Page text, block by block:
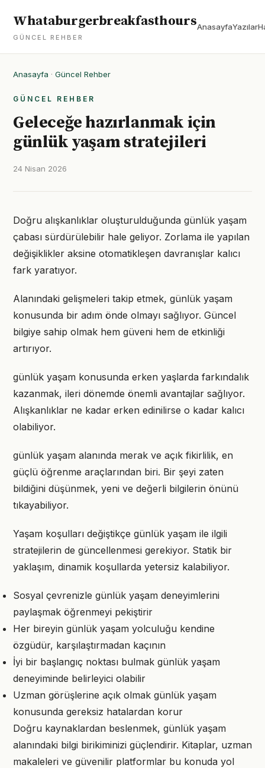
Whataburgerbreakfasthours
GÜNCEL REHBER
AnasayfaYazılar
Anasayfa · Güncel Rehber
GÜNCEL REHBER
Geleceğe hazırlanmak için
günlük yaşam stratejileri
24 Nisan 2026
Doğru alışkanlıklar oluşturulduğunda günlük yaşam
çabası sürdürülebilir hale geliyor. Zorlama ile yapılan
değişiklikler aksine otomatikleşen davranışlar kalıcı
fark yaratıyor.
Alanındaki gelişmeleri takip etmek, günlük yaşam
konusunda bir adım önde olmayı sağlıyor. Güncel
bilgiye sahip olmak hem güveni hem de etkinliği
artırıyor.
günlük yaşam konusunda erken yaşlarda farkındalık
kazanmak, ileri dönemde önemli avantajlar sağlıyor.
Alışkanlıklar ne kadar erken edinilirse o kadar kalıcı
olabiliyor.
günlük yaşam alanında merak ve açık fikirlilik, en
güçlü öğrenme araçlarından biri. Bir şeyi zaten
bildiğini düşünmek, yeni ve değerli bilgilerin önünü
tıkayabiliyor.
Yaşam koşulları değiştikçe günlük yaşam ile ilgili
stratejilerin de güncellenmesi gerekiyor. Statik bir
yaklaşım, dinamik koşullarda yetersiz kalabiliyor.
Sosyal çevrenizle günlük yaşam deneyimlerini
paylaşmak öğrenmeyi pekiştirir
Her bireyin günlük yaşam yolculuğu kendine
özgüdür, karşılaştırmadan kaçının
İyi bir başlangıç noktası bulmak günlük yaşam
deneyiminde belirleyici olabilir
Uzman görüşlerine açık olmak günlük yaşam
konusunda gereksiz hatalardan korur
Doğru kaynaklardan beslenmek, günlük yaşam
alanındaki bilgi birikiminizi güçlendirir. Kitaplar, uzman
makaleleri ve güvenilir platformlar bu konuda yol